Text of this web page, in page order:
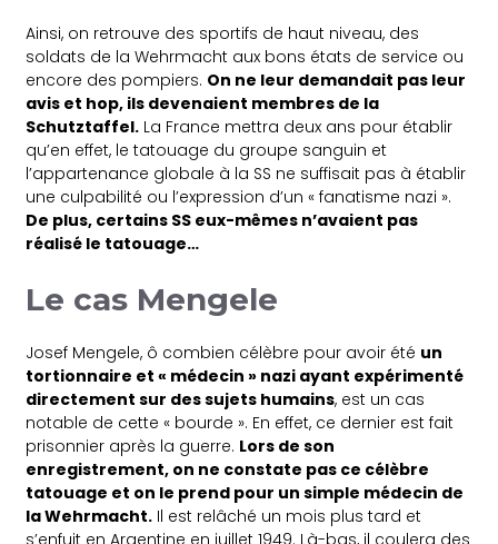
Ainsi, on retrouve des sportifs de haut niveau, des
soldats de la Wehrmacht aux bons états de service ou
encore des pompiers. On ne leur demandait pas leur
avis et hop, ils devenaient membres de la
Schutztaffel. La France mettra deux ans pour établir
qu’en effet, le tatouage du groupe sanguin et
l’appartenance globale à la SS ne suffisait pas à établir
une culpabilité ou l’expression d’un « fanatisme nazi ».
De plus, certains SS eux-mêmes n’avaient pas
réalisé le tatouage…
Le cas Mengele
Josef Mengele, ô combien célèbre pour avoir été un
tortionnaire et « médecin » nazi ayant expérimenté
directement sur des sujets humains, est un cas
notable de cette « bourde ». En effet, ce dernier est fait
prisonnier après la guerre. Lors de son
enregistrement, on ne constate pas ce célèbre
tatouage et on le prend pour un simple médecin de
la Wehrmacht. Il est relâché un mois plus tard et